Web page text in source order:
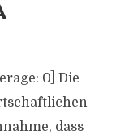
0] Die
dass